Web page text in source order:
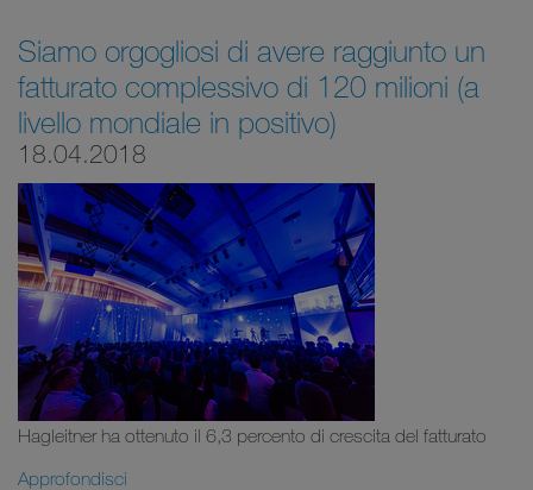
Siamo orgogliosi di avere raggiunto un
fatturato complessivo di 120 milioni (a
livello mondiale in positivo)
18.04.2018
Hagleitner ha ottenuto il 6,3 percento di crescita del fatturato
Approfondisci